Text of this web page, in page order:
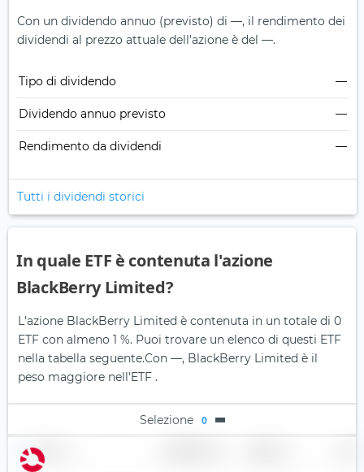
Con un dividendo annuo (previsto) di —, il rendimento dei
dividendi al prezzo attuale dell'azione è del —.
Tipo di dividendo —
Dividendo annuo previsto —
Rendimento da dividendi —
Tutti i dividendi storici
In quale ETF è contenuta l'azione
BlackBerry Limited?
L'azione BlackBerry Limited è contenuta in un totale di 0
ETF con almeno 1 %. Puoi trovare un elenco di questi ETF
nella tabella seguente.Con —, BlackBerry Limited è il
peso maggiore nell'ETF .
Selezione 0
Nome